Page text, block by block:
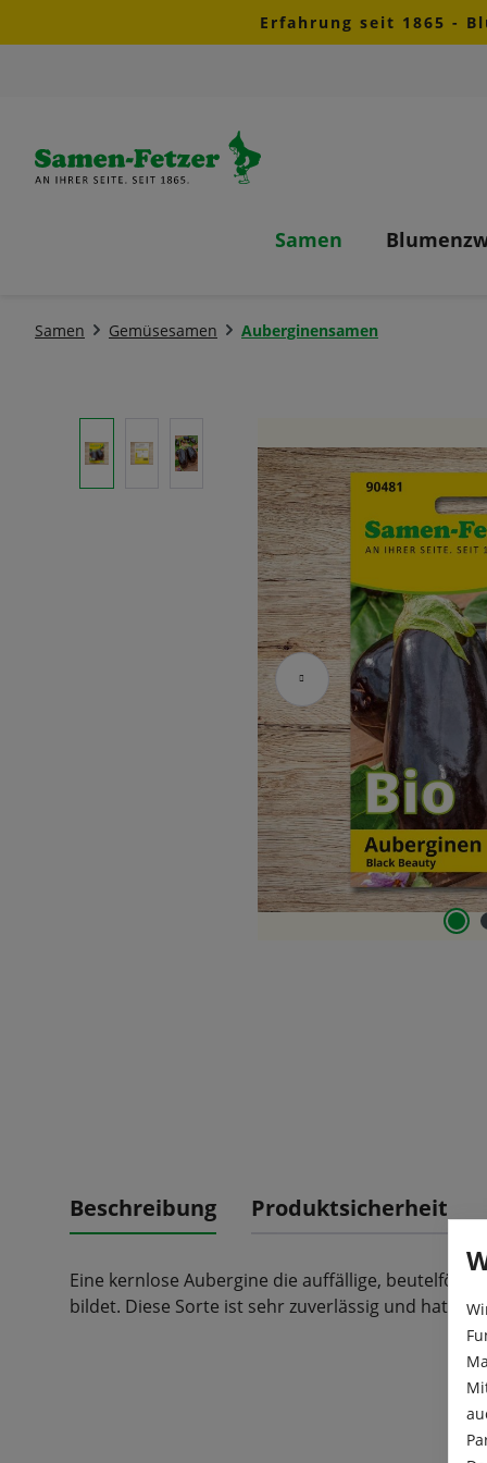
Zur Hauptnavigation springenErfahrung seit 1865 -
Samen
Samen Gemüsesamen Auberginensamen
Bildergalerie überspringen
Beschreibung Produktsicherheit
Eine kernlose Aubergine die auffällige,
bildet. Diese Sorte ist sehr zuverlässig und hat